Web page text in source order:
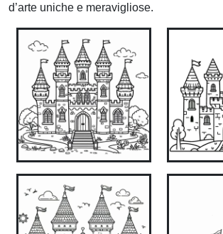
d’arte uniche e meravigliose.